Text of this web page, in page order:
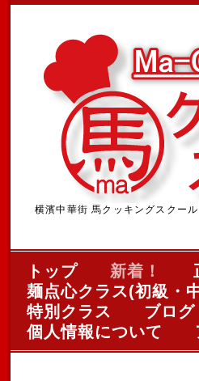
横濱中華街 馬クッキングスクー
トップ 新着！
麺点心クラス(初級・
特別クラス
ブログ
個人情報について